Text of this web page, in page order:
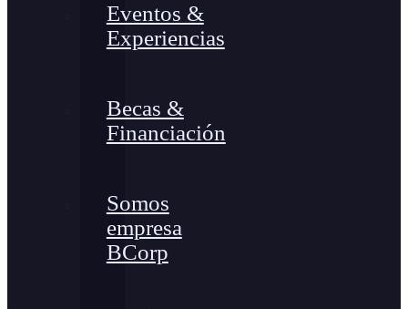
Eventos &
Experiencias
Becas &
Financiación
Somos
empresa
BCorp